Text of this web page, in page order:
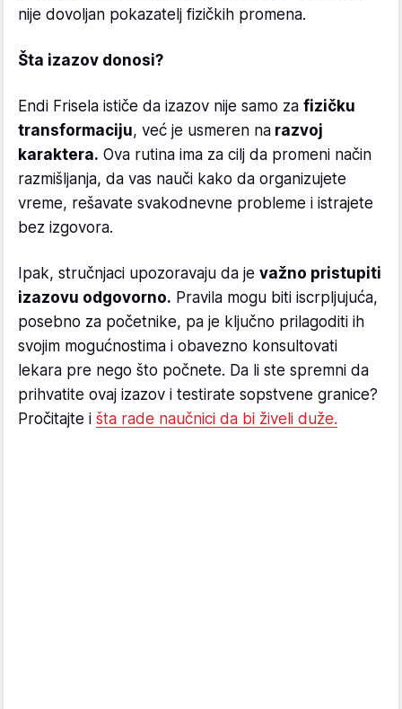
nije dovoljan pokazatelj fizičkih promena.
Šta izazov donosi?
Endi Frisela ističe da izazov nije samo za fizičku
transformaciju, već je usmeren na razvoj
karaktera. Ova rutina ima za cilj da promeni način
razmišljanja, da vas nauči kako da organizujete
vreme, rešavate svakodnevne probleme i istrajete
bez izgovora.
Ipak, stručnjaci upozoravaju da je važno pristupiti
izazovu odgovorno. Pravila mogu biti iscrpljujuća,
posebno za početnike, pa je ključno prilagoditi ih
svojim mogućnostima i obavezno konsultovati
lekara pre nego što počnete. Da li ste spremni da
prihvatite ovaj izazov i testirate sopstvene granice?
Pročitajte i šta rade naučnici da bi živeli duže.